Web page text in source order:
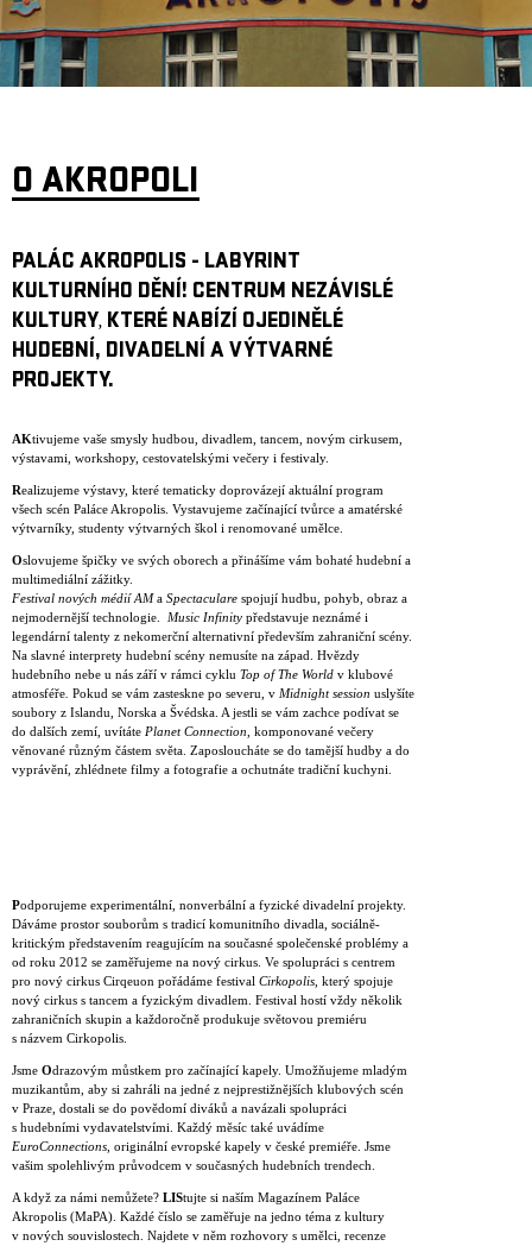
O AKROPOLI
PALÁC AKROPOLIS - LABYRINT
KULTURNÍHO DĚNÍ! CENTRUM NEZÁVISLÉ
KULTURY, KTERÉ NABÍZÍ OJEDINĚLÉ
HUDEBNÍ, DIVADELNÍ A VÝTVARNÉ
PROJEKTY.
AKtivujeme vaše smysly hudbou, divadlem, tancem, novým cirkusem,
výstavami, workshopy, cestovatelskými večery i festivaly.
Realizujeme výstavy, které tematicky doprovázejí aktuální program
všech scén Paláce Akropolis. Vystavujeme začínající tvůrce a amatérské
výtvarníky, studenty výtvarných škol i renomované umělce.
Oslovujeme špičky ve svých oborech a přinášíme vám bohaté hudební a
multimediální zážitky.
Festival nových médií AMa Spectaculare spojují hudbu, pohyb, obraz a
nejmodernější technologie. Music Infinity představuje neznámé i
legendární talenty z nekomerční alternativní především zahraniční scény.
Na slavné interprety hudební scény nemusíte na západ. Hvězdy
hudebního nebe u nás září v rámci cyklu Top of The World v klubové
atmosféře Pokud se vám zasteskne po severu, v Midnight session uslyšíte
soubory z Islandu, Norska a Švédska. A jestli se vám zachce podívat se
do dalších zemí, uvítáte Planet Connection , komponované večery
věnované různým částem světa. Zaposloucháte se do tamější hudby a do
vyprávění, zhlédnete filmy a fotografie a ochutnáte tradiční kuchyni.
Podporujeme experimentální, nonverbální a fyzické divadelní projekty.
Dáváme prostor souborům s tradicí komunitního divadla, sociálně-
kritickým představením reagujícím na současné společenské problémy a
od roku 2012 se zaměřujeme na nový cirkus. Ve spolupráci s centrem
pro nový cirkus Cirqeuon pořádáme festival Cirkopolis , který spojuje
nový cirkus s tancem a fyzickým divadlem. Festival hostí vždy několik
zahraničních skupin a každoročně produkuje světovou premiéru
s názvem Cirkopolis.
Jsme Odrazovým můstkem pro začínající kapely. Umožňujeme mladým
muzikantům, aby si zahráli na jedné z nejprestižnějších klubových scén
v Praze, dostali se do povědomí diváků a navázali spolupráci
s hudebními vydavatelstvími. Každý měsíc také uvádíme
EuroConnections , originální evropské kapely v české premiéře. Jsme
vašim spolehlivým průvodcem v současných hudebních trendech.
A když za námi nemůžete? LIStujte si naším Magazínem Paláce
Akropolis (MaPA). Každé číslo se zaměřuje na jedno téma z kultury
v nových souvislostech. Najdete v něm rozhovory s umělci, recenze